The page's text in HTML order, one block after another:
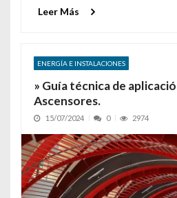
Leer Más
ENERGÍA E INSTALACIONES
» Guía técnica de
Ascensores.
15/07/2024 0 2974